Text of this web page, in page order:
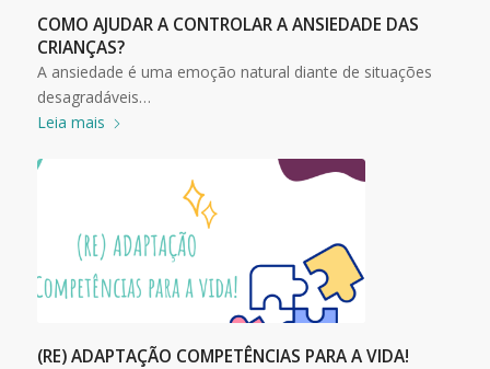
COMO AJUDAR A CONTROLAR A ANSIEDADE DAS
CRIANÇAS?
A ansiedade é uma emoção natural diante de situações
desagradáveis…
Leia mais
(RE) ADAPTAÇÃO COMPETÊNCIAS PARA A VIDA!